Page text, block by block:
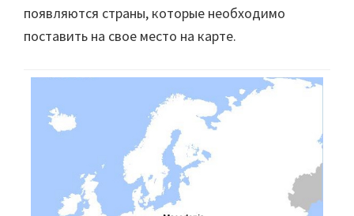
появляются страны, которые необходимо
поставить на свое место на карте.